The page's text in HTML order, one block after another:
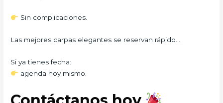
Sin complicaciones.
Las mejores carpas elegantes se reservan rápido…
Si ya tienes fecha:
agenda hoy mismo.